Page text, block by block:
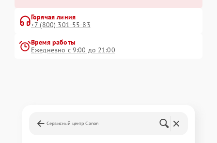
Горячая линия
+7 (800) 301-55-83
Время работы
Ежедневно с 9:00 до 21:00
Сервисный центр Canon